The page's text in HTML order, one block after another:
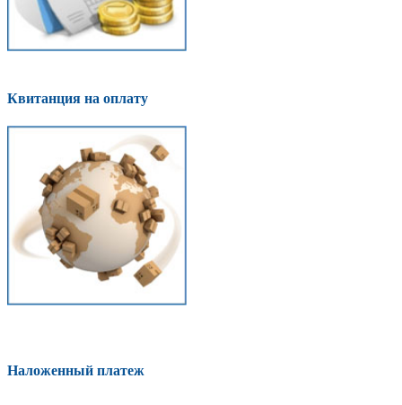
Квитанция на оплату
Наложенный платеж